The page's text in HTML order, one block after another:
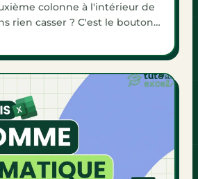
colonne à l'intérieur de
rien casser ? C'est le bouton
de la fenêtre Trier, et il
de tous tes tableaux.